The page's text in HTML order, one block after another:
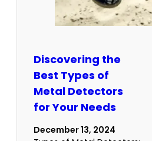
Discovering the
Best Types of
Metal Detectors
for Your Needs
December 13, 2024